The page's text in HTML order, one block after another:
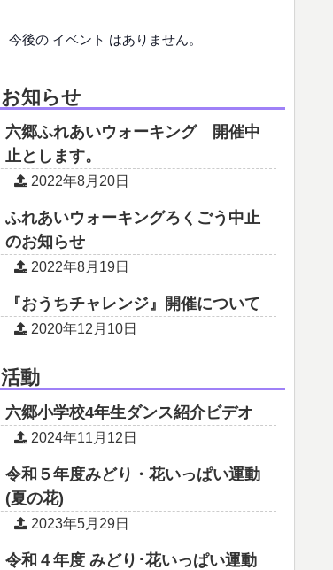
今後の イベント はありません。
お知らせ
六郷ふれあいウォーキング 開催中
止とします。
2022年8月20日
ふれあいウォーキングろくごう中止
のお知らせ
2022年8月19日
『おうちチャレンジ』開催について
2020年12月10日
活動
六郷小学校4年生ダンス紹介ビデオ
2024年11月12日
令和５年度みどり・花いっぱい運動
(夏の花)
2023年5月29日
令和４年度 みどり･花いっぱい運動